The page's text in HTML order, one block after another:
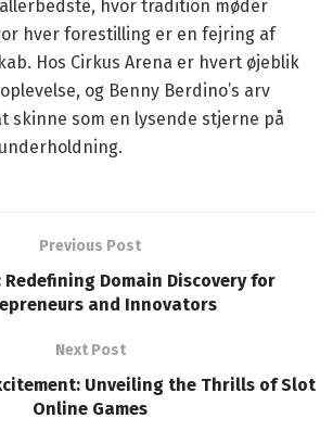
hvor tradition møder
hver forestilling er en fejring af
Hos Cirkus Arena er hvert øjeblik
og Benny Berdino’s arv
som en lysende stjerne på
Previous Post
Redefining Domain Discovery for
and Innovators
Next Post
Unveiling the Thrills of Slot
Online Games